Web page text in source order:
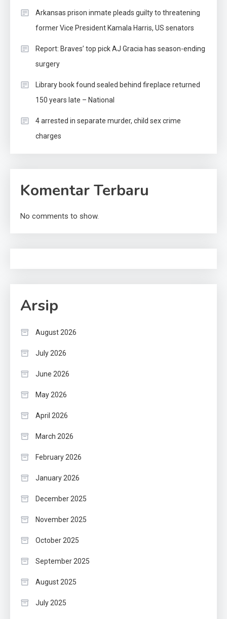
Arkansas prison inmate pleads guilty to threatening
former Vice President Kamala Harris, US senators
Report: Braves’ top pick AJ Gracia has season-ending
surgery
Library book found sealed behind fireplace returned
150 years late – National
4 arrested in separate murder, child sex crime
charges
Komentar Terbaru
No comments to show.
Arsip
August 2026
July 2026
June 2026
May 2026
April 2026
March 2026
February 2026
January 2026
December 2025
November 2025
October 2025
September 2025
August 2025
July 2025